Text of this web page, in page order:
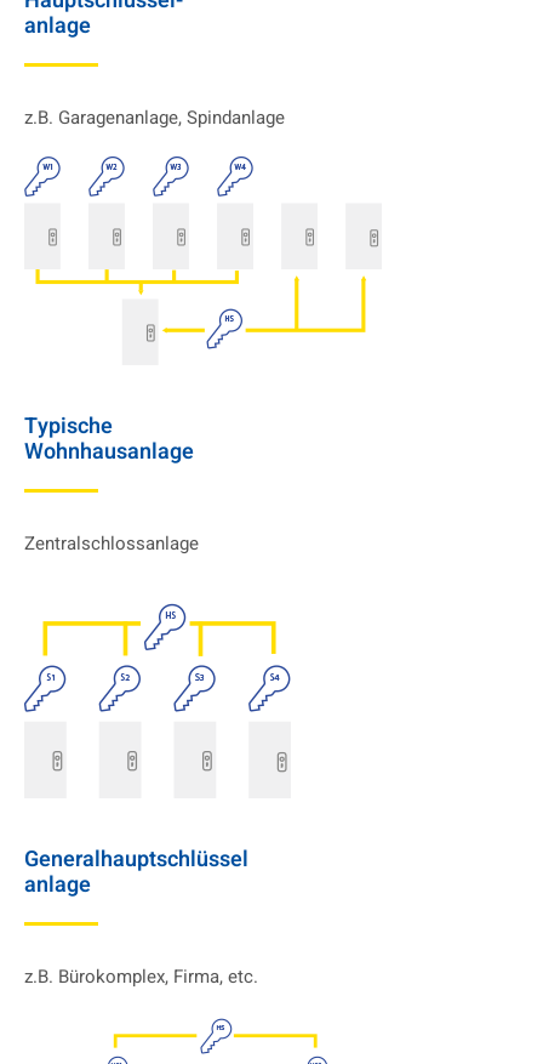
­anlage
z.B. Garagenanlage, Spindanlage
Typische
Wohnhausanlage
Zentralschlossanlage
General­haupt­schlüssel­
anlage
z.B. Bürokomplex, Firma, etc.